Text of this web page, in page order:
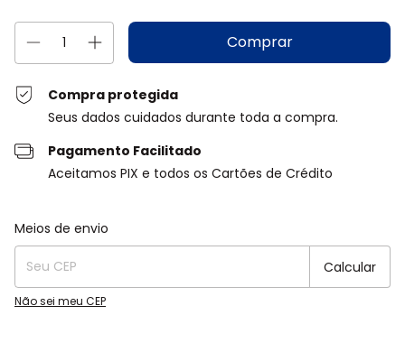
Compra protegida
Seus dados cuidados durante toda a compra.
Pagamento Facilitado
Aceitamos PIX e todos os Cartões de Crédito
Entregas para o CEP:
Meios de envio
Calcular
Não sei meu CEP